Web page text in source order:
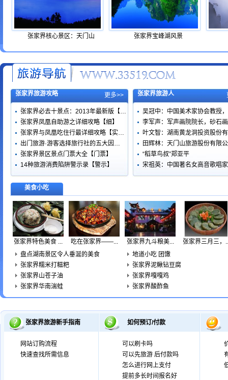
张家界核心景区：天门山 张家界宝峰湖风景
更多>>
张家界旅游攻略
张家界必去十景点：2013年最新版【…
张家界凤凰自助游之详细攻略【细】
张家界与凤凰吃住行最详细攻略【实…
出门旅游·游客选择旅行社的五大因…
张家界景区景点门票大全【门票】
14种旅游消费陷阱警示录【警示】
张家界旅游人
吴冠中：中国美术家协会教授
李军声：军声画院院长，砂石
叶文智：湖南黄龙洞投资股份
田辉林：天门山旅游股份有限
“稻草鸟叔”郑亚平
宋祖英：中国著名女高音歌唱
美食小吃
张家界特色美食 ... 吃在张家界——... 张家界九斗粮美...
张家界三月三，
盘点湖南景区令人垂涎的美食
地道小吃 团馓
张家界糯米打糍粑
张家界泥鳅钻豆腐
张家界山苍子油
张家界嘎嘎鸡
张家界华南湍蛙
张家界酸酢鱼
张家界旅游新手指南
网站订购流程
快速查找所需信息
如何预订/付款
可以刷卡吗
可以先旅游 后付款吗
怎么进行网上支付
提前多长时间报名好